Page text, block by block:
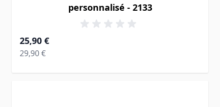
personnalisé - 2133
À partir de
25,90 €
Prix normal
29,90 €